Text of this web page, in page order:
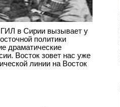
в Сирии вызывает у
политики
драматические
Восток зовет нас уже
линии на Восток